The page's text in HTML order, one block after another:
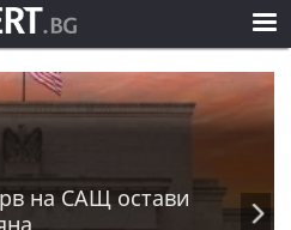
на САЩ остави